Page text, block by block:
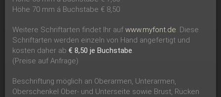
Höhe 70 mm á Buchstabe € 8,50
Weitere Schriftarten findet Ihr auf www.myfont.de. Diese
Schriftarten werden einzeln von Hand angefertigt und
kosten daher ab € 8,50 je Buchstabe.
(Preise auf Anfrage)
Beschriftung möglich an Oberarmen, Unterarmen,
Oberschenkel Ober- und Unterseite sowie Brust, Rücken